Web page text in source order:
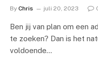
By Chris juli 20, 2023
Ben jij van plan om een
te zoeken? Dan is het
voldoende…